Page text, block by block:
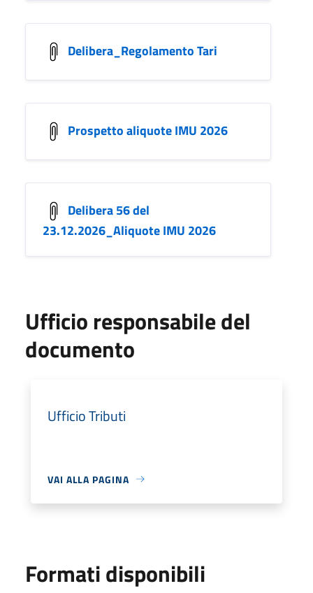
Delibera_Regolamento Tari
Prospetto aliquote IMU 2026
Delibera 56 del
23.12.2026_Aliquote IMU 2026
Ufficio responsabile del
documento
Ufficio Tributi
VAI ALLA PAGINA
Formati disponibili